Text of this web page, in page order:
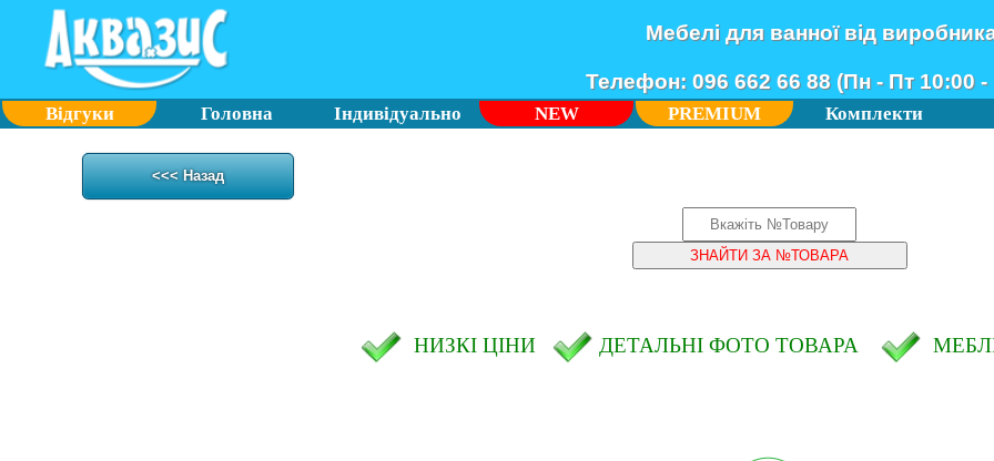
Мебелі для ванної від
Телефон: 096 662 66 88 (Пн - Пт 10:00 -
Відгуки Головна Індивідуально NEW PREMIUM Комплекти
<<< Назад
НИЗКІ ЦІНИ ДЕТАЛЬНІ ФОТО ТОВАРА